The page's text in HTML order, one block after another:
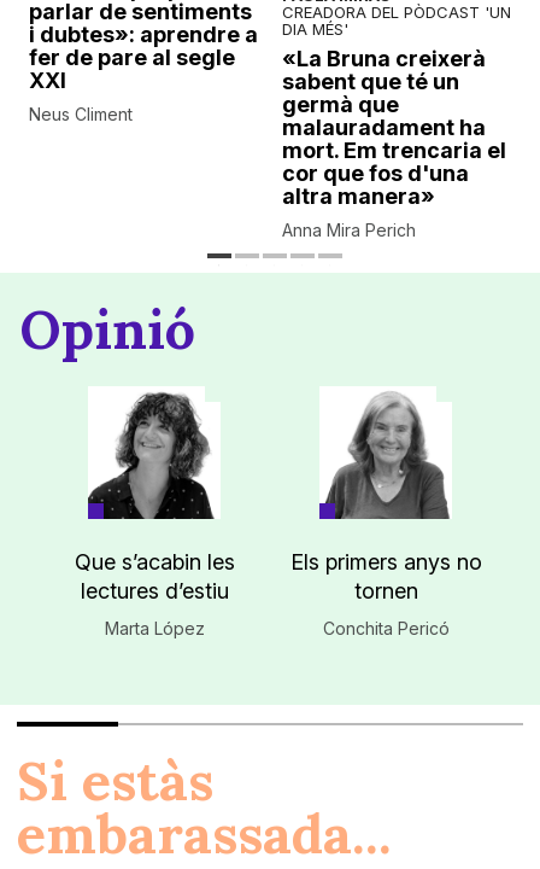
parlar de sentiments
i dubtes»: aprendre a
fer de pare al segle
XXI
Neus Climent
CREADORA DEL PÒDCAST 'UN
DIA MÉS'
«La Bruna creixerà
sabent que té un
germà que
malauradament ha
mort. Em trencaria el
cor que fos d'una
altra manera»
Anna Mira Perich
Opinió
Que s’acabin les
lectures d’estiu
Marta López
Els primers anys no
tornen
Conchita Pericó
Si estàs
embarassada...